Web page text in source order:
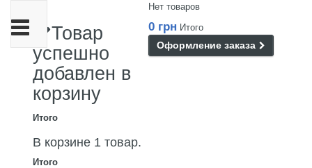
Нет товаров
0 грн Итого
Оформление заказа
Товар
успешно
добавлен в
корзину
Итого
В корзине 1 товар.
Итого
Переключить
навигации